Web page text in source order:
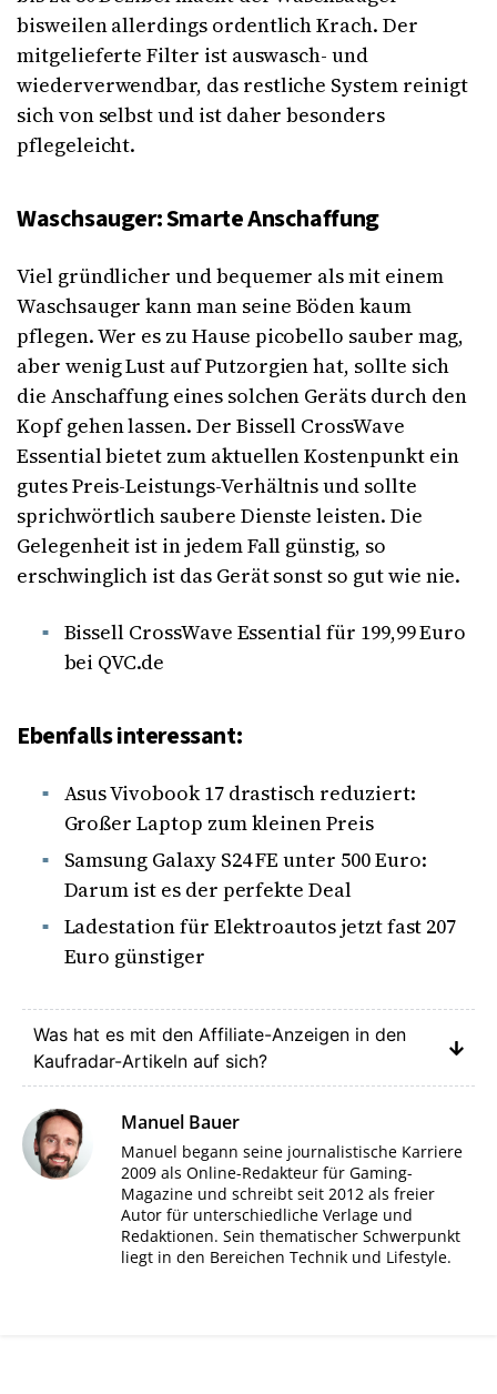
bisweilen allerdings ordentlich Krach. Der
mitgelieferte Filter ist auswasch- und
wiederverwendbar, das restliche System reinigt
sich von selbst und ist daher besonders
pflegeleicht.
Waschsauger: Smarte Anschaffung
Viel gründlicher und bequemer als mit einem
Waschsauger kann man seine Böden kaum
pflegen. Wer es zu Hause picobello sauber mag,
aber wenig Lust auf Putzorgien hat, sollte sich
die Anschaffung eines solchen Geräts durch den
Kopf gehen lassen. Der Bissell CrossWave
Essential bietet zum aktuellen Kostenpunkt ein
gutes Preis-Leistungs-Verhältnis und sollte
sprichwörtlich saubere Dienste leisten. Die
Gelegenheit ist in jedem Fall günstig, so
erschwinglich ist das Gerät sonst so gut wie nie.
Bissell CrossWave Essential für 199,99 Euro
bei QVC.de
Ebenfalls interessant:
Asus Vivobook 17 drastisch reduziert:
Großer Laptop zum kleinen Preis
Samsung Galaxy S24 FE unter 500 Euro:
Darum ist es der perfekte Deal
Ladestation für Elektroautos jetzt fast 207
Euro günstiger
Was hat es mit den Affiliate-Anzeigen in den
Kaufradar-Artikeln auf sich?
Manuel Bauer
Manuel begann seine journalistische Karriere
2009 als Online-Redakteur für Gaming-
Magazine und schreibt seit 2012 als freier
Autor für unterschiedliche Verlage und
Redaktionen. Sein thematischer Schwerpunkt
liegt in den Bereichen Technik und Lifestyle.